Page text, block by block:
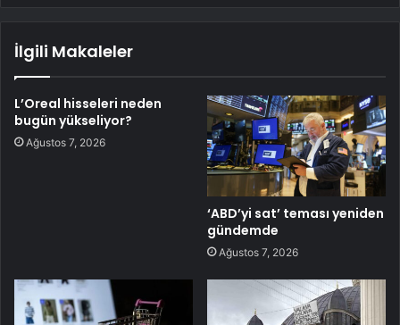
İlgili Makaleler
L’Oreal hisseleri neden
bugün yükseliyor?
Ağustos 7, 2026
‘ABD’yi sat’ teması yeniden
gündemde
Ağustos 7, 2026